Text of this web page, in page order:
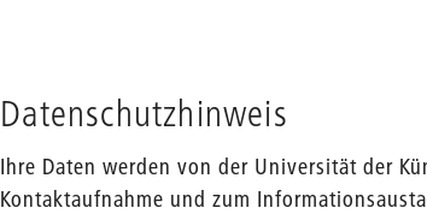
Datenschutzhinweis
Ihre Daten werden von der Universität der
Kontaktaufnahme und zum